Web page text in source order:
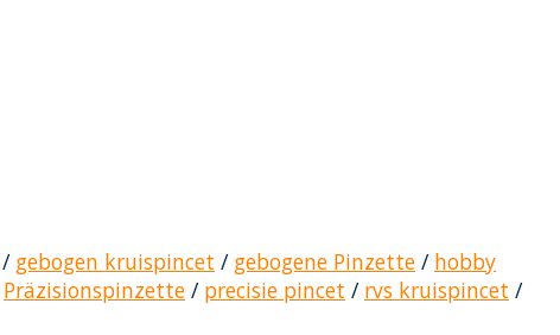
/ gebogen kruispincet / gebogene Pinzette / hobby
Präzisionspinzette / precisie pincet / rvs kruispincet /